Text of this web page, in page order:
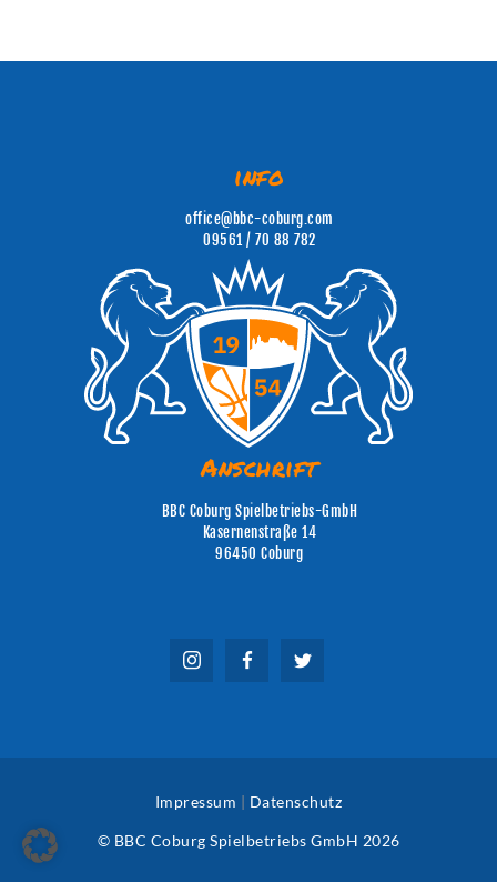
info
office@bbc-coburg.com
09561 / 70 88 782
Anschrift
BBC Coburg Spielbetriebs-GmbH
Kasernenstraße 14
96450 Coburg
Impressum | Datenschutz
© BBC Coburg Spielbetriebs GmbH 2026